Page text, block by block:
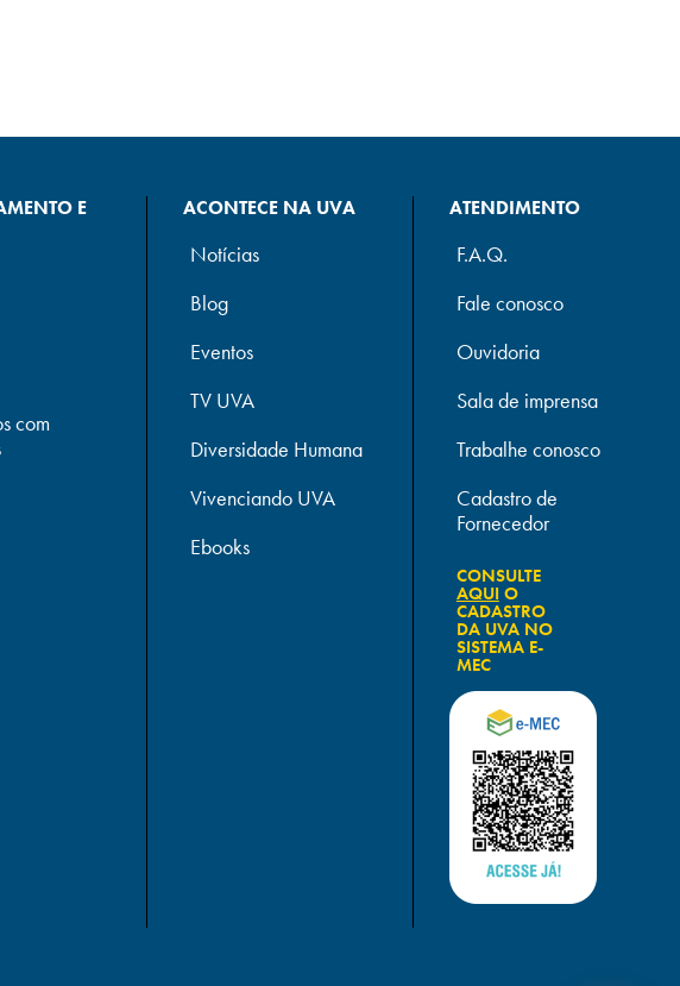
E
com
ACONTECE NA UVA
Notícias
Blog
Eventos
TV UVA
Diversidade Humana
Vivenciando UVA
Ebooks
ATENDIMENTO
F.A.Q.
Fale conosco
Ouvidoria
Sala de imprensa
Trabalhe conosco
Cadastro de
Fornecedor
CONSULTE
AQUIO
CADASTRO
DA UVA NO
SISTEMA E-
MEC